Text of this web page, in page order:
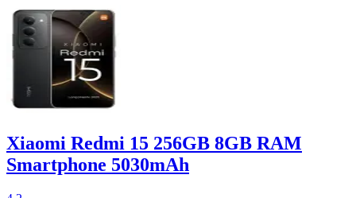
Xiaomi Redmi 15 256GB 8GB RAM
Smartphone 5030mAh